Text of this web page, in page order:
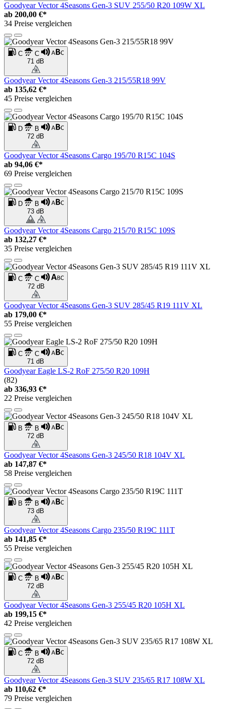
Goodyear Vector 4Seasons Gen-3 SUV 255/50 R20 109W XL
ab 200,00 €*
34 Preise vergleichen
C
C
71 dB
Goodyear Vector 4Seasons Gen-3 215/55R18 99V
ab 135,62 €*
45 Preise vergleichen
D
B
72 dB
Goodyear Vector 4Seasons Cargo 195/70 R15C 104S
ab 94,06 €*
69 Preise vergleichen
D
B
73 dB
Goodyear Vector 4Seasons Cargo 215/70 R15C 109S
ab 132,27 €*
35 Preise vergleichen
C
C
72 dB
Goodyear Vector 4Seasons Gen-3 SUV 285/45 R19 111V XL
ab 179,00 €*
55 Preise vergleichen
C
C
71 dB
Goodyear Eagle LS-2 RoF 275/50 R20 109H
(82)
ab 336,93 €*
22 Preise vergleichen
B
B
72 dB
Goodyear Vector 4Seasons Gen-3 245/50 R18 104V XL
ab 147,87 €*
58 Preise vergleichen
B
B
73 dB
Goodyear Vector 4Seasons Cargo 235/50 R19C 111T
ab 141,85 €*
55 Preise vergleichen
C
B
72 dB
Goodyear Vector 4Seasons Gen-3 255/45 R20 105H XL
ab 199,15 €*
42 Preise vergleichen
C
B
72 dB
Goodyear Vector 4Seasons Gen-3 SUV 235/65 R17 108W XL
ab 110,62 €*
79 Preise vergleichen